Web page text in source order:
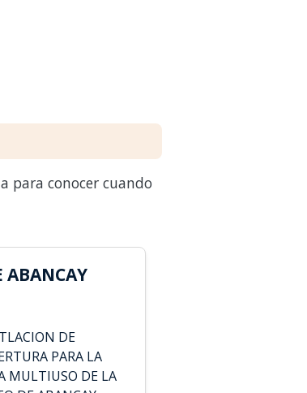
para conocer cuando
ABANCAY
DE
PARA LA
MULTIUSO DE LA